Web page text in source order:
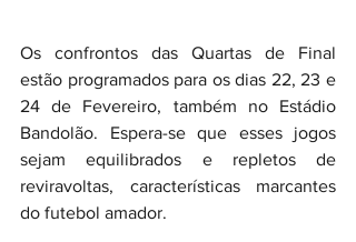
Os confrontos das Quartas de Final
estão programados para os dias 22, 23 e
24 de Fevereiro, também no Estádio
Bandolão. Espera-se que esses jogos
sejam equilibrados e repletos de
reviravoltas, características marcantes
do futebol amador.